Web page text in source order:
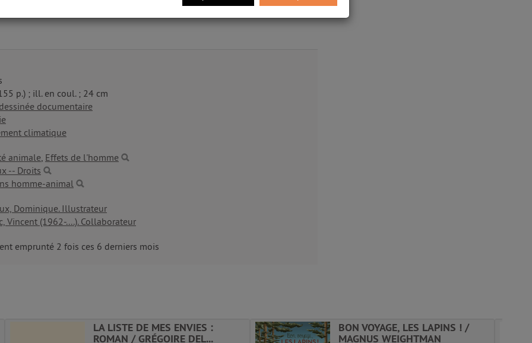
p.) ; ill. en coul. ; 24 cm
documentaire
climatique
animale, Effets de l'homme
-- Droits
homme-animal
Dominique. Illustrateur
Vincent (1962-....). Collaborateur
emprunté 2 fois ces 6 derniers mois
LA LISTE DE MES ENVIES :
ROMAN / GRÉGOIRE DEL...
BON VOYAGE, LES LAPINS ! /
MAGNUS WEIGHTMAN